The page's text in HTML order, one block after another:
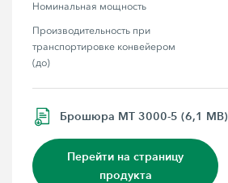
Номинальная мощность
Производительность при
транспортировке конвейером
(до)
Брошюра MT 3000-5 (6,1 MB)
Перейти на страницу
продукта